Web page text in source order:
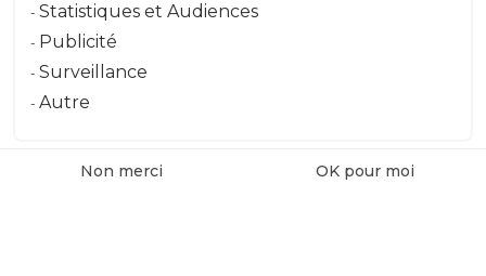
Statistiques et Audiences
Publicité
Surveillance
Autre
Non merci OK pour moi